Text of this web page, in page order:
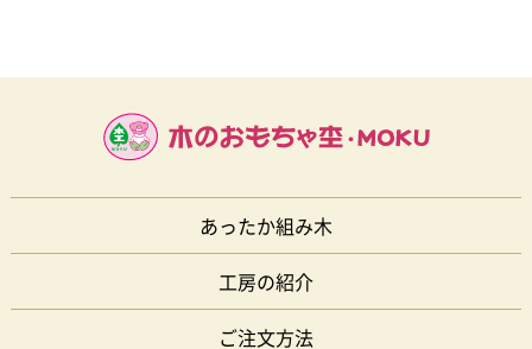
あったか組み木
工房の紹介
ご注文方法